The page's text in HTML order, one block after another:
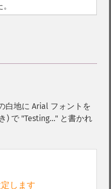
白地に Arial フォントを
) で "Testing..." と書かれ